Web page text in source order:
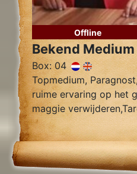
Offline
Bekend
Box: 04
Topmedium,
ruime ervaring op het
maggie
Zielsliefde,
problemen